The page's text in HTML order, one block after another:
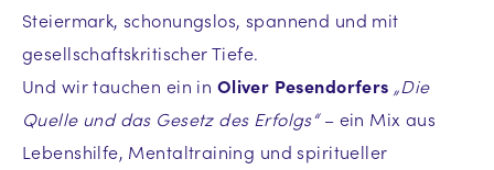
Steiermark, schonungslos, spannend und mit
gesellschaftskritischer Tiefe.
Und wir tauchen ein in Oliver Pesendorfers „Die
Quelle und das Gesetz des Erfolgs“– ein Mix aus
Lebenshilfe, Mentaltraining und spiritueller